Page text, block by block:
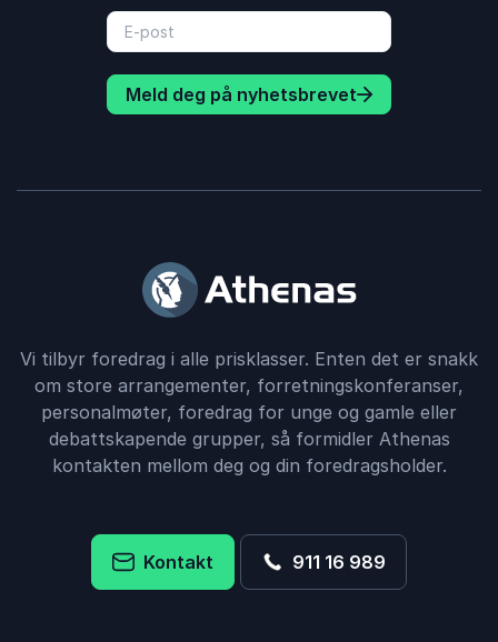
Meld deg på nyhetsbrevet
Vi tilbyr foredrag i alle prisklasser. Enten det er snakk
om store arrangementer, forretningskonferanser,
personalmøter, foredrag for unge og gamle eller
debattskapende grupper, så formidler Athenas
kontakten mellom deg og din foredragsholder.
Kontakt 911 16 989